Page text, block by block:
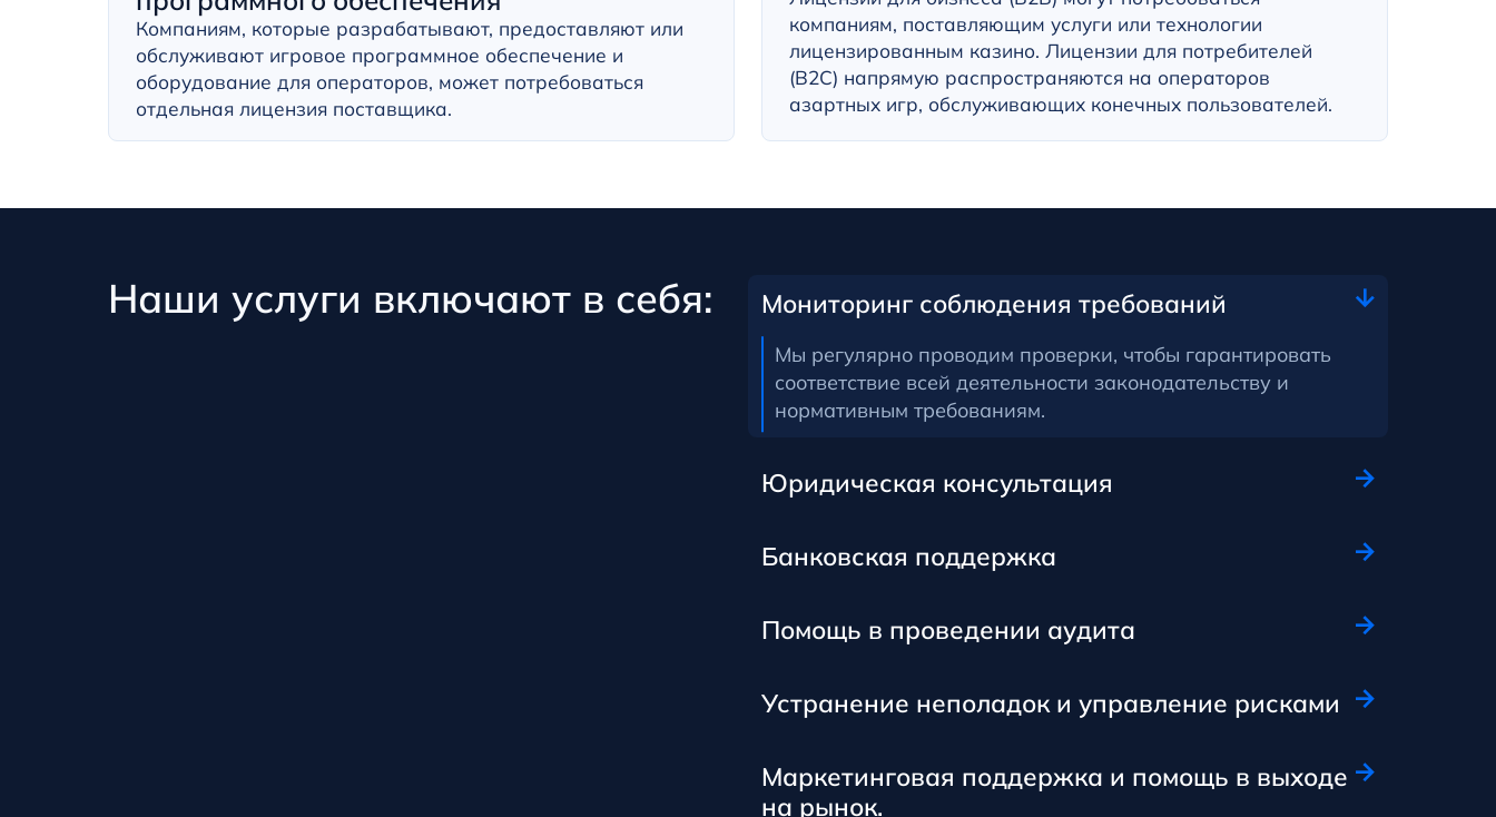
Компаниям, которые разрабатывают, предоставляют или
обслуживают игровое программное обеспечение и
оборудование для операторов, может потребоваться
отдельная лицензия поставщика.
компаниям, поставляющим услуги или технологии
лицензированным казино. Лицензии для потребителей
(B2C) напрямую распространяются на операторов
азартных игр, обслуживающих конечных пользователей.
Наши услуги включают в себя: Мониторинг соблюдения требований
Мы регулярно проводим проверки, чтобы гарантировать
соответствие всей деятельности законодательству и
нормативным требованиям.
Юридическая консультация
Банковская поддержка
Помощь в проведении аудита
Устранение неполадок и управление рисками
Маркетинговая поддержка и помощь в выходе
на рынок.